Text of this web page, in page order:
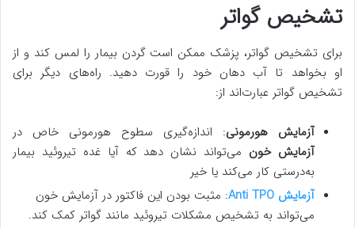
تشخیص گواتر
برای تشخیص گواتر، پزشک ممکن است گردن بیمار را لمس کند و از
او بخواهد تا آب دهان خود را قورت دهید. راه‌های دیگر برای
تشخیص گواتر عبارت‌اند از:
آزمایش هورمونی: اندازه‌گیری سطوح هورمونی خاص در
آزمایش خون می‌تواند نشان دهد که آیا غده تیروئید بیمار
به‌درستی کار می‌کند یا خیر
آزمایش Anti TPO
: مثبت بودن این فاکتور در آزمایش خون
می‌تواند به تشخیص مشکلات تیروئید مانند گواتر کمک کند.